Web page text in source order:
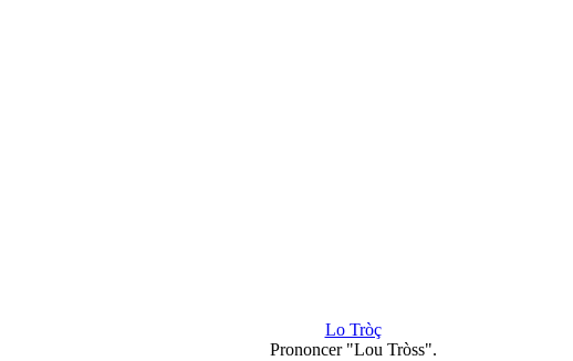
Lo Tròç
Prononcer "Lou Tròss".